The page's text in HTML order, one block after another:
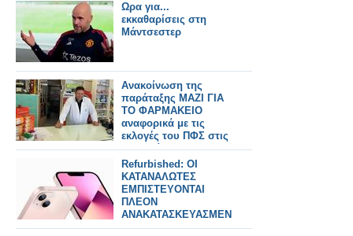
Ωρα για...
εκκαθαρίσεις στη
Μάντσεστερ
Ανακοίνωση της
παράταξης ΜΑΖΙ ΓΙΑ
ΤΟ ΦΑΡΜΑΚΕΙΟ
αναφορικά με τις
εκλογές του ΠΦΣ στις
28 Ιουνίου 2026
Refurbished: ΟΙ
ΚΑΤΑΝΑΛΩΤΕΣ
ΕΜΠΙΣΤΕΥΟΝΤΑΙ
ΠΛΕΟΝ
ΑΝΑΚΑΤΑΣΚΕΥΑΣΜΕΝΑ
ΚΙΝΗΤΑ ΤΟ 2026